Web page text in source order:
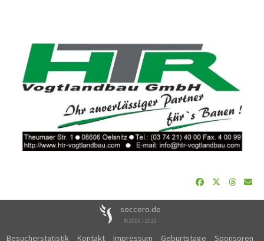
soccero.de
© 2006 - 2026
Besucherstatistik Kontakt Impressum Geburtstage Sponsoren